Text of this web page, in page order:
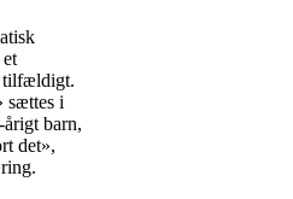
tilfældigt.
sættes i
barn,
det»,